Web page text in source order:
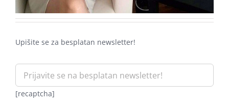
[recaptcha]